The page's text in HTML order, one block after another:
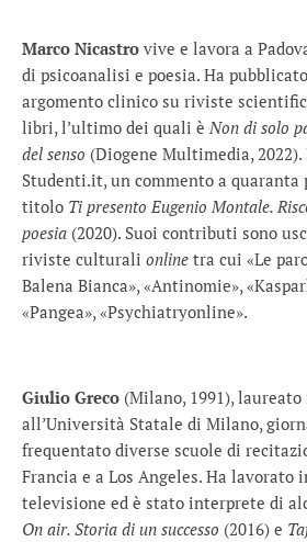
Marco Nicastro vive e lavora a
di psicoanalisi e poesia. Ha
argomento clinico su riviste
libri, l’ultimo dei quali è Non di solo
del senso (Diogene Multimedia,
Studenti.it, un commento a quaranta
titolo Ti presento Eugenio Montale.
poesia (2020). Suoi contributi sono
riviste culturali online tra cui «Le
Balena Bianca», «Antinomie»,
«Pangea», «Psychiatryonline».
Giulio Greco (Milano, 1991),
all’Università Statale di Milano,
frequentato diverse scuole di
Francia e a Los Angeles. Ha lavorato
televisione ed è stato interprete di
On air. Storia di un successo (2016) e